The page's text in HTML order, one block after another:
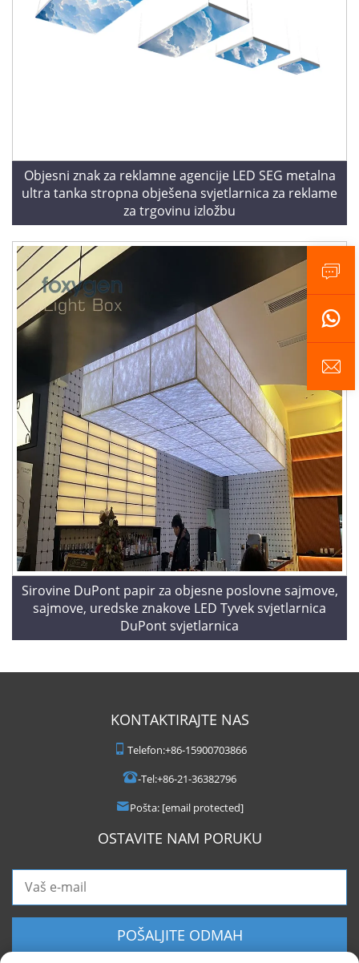
Objesni znak za reklamne agencije LED SEG metalna
ultra tanka stropna obješena svjetlarnica za reklame
za trgovinu izložbu
Sirovine DuPont papir za objesne poslovne sajmove,
sajmove, uredske znakove LED Tyvek svjetlarnica
DuPont svjetlarnica
KONTAKTIRAJTE NAS
Telefon:+86-15900703866
-Tel:+86-21-36382796
Pošta: [email protected]
OSTAVITE NAM PORUKU
POŠALJITE ODMAH